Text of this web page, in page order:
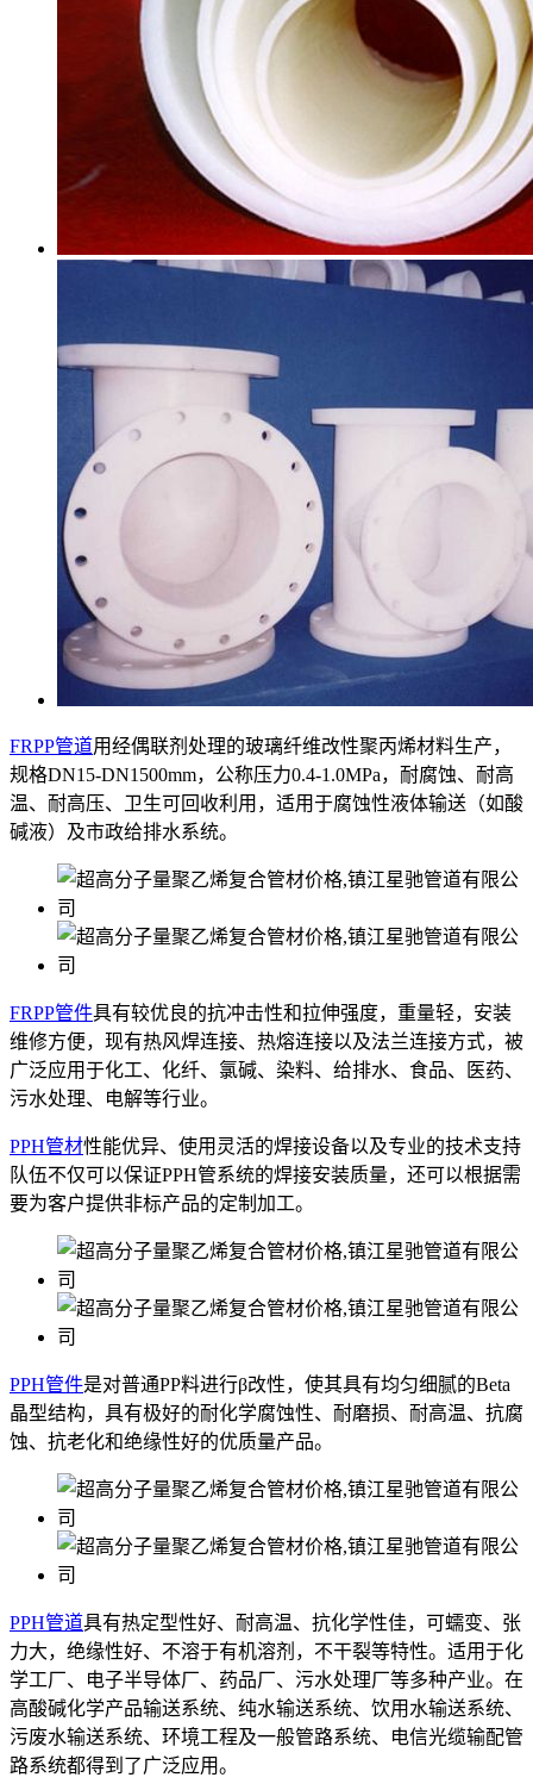
FRPP管道用经偶联剂处理的玻璃纤维改性聚丙烯材料生产，
规格DN15-DN1500mm，公称压力0.4-1.0MPa，耐腐蚀、耐高
温、耐高压、卫生可回收利用，适用于腐蚀性液体输送（如酸
碱液）及市政给排水系统。
FRPP管件具有较优良的抗冲击性和拉伸强度，重量轻，安装
维修方便，现有热风焊连接、热熔连接以及法兰连接方式，被
广泛应用于化工、化纤、氯碱、染料、给排水、食品、医药、
污水处理、电解等行业。
PPH管材性能优异、使用灵活的焊接设备以及专业的技术支持
队伍不仅可以保证PPH管系统的焊接安装质量，还可以根据需
要为客户提供非标产品的定制加工。
PPH管件是对普通PP料进行β改性，使其具有均匀细腻的Beta
晶型结构，具有极好的耐化学腐蚀性、耐磨损、耐高温、抗腐
蚀、抗老化和绝缘性好的优质量产品。
PPH管道具有热定型性好、耐高温、抗化学性佳，可蠕变、张
力大，绝缘性好、不溶于有机溶剂，不干裂等特性。适用于化
学工厂、电子半导体厂、药品厂、污水处理厂等多种产业。在
高酸碱化学产品输送系统、纯水输送系统、饮用水输送系统、
污废水输送系统、环境工程及一般管路系统、电信光缆输配管
路系统都得到了广泛应用。